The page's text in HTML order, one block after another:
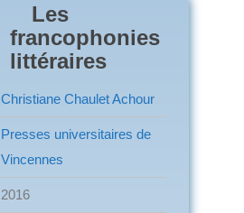
Les
francophonies
littéraires
Christiane Chaulet Achour
Presses universitaires de
Vincennes
2016